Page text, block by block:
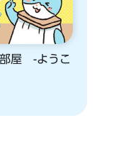
屋 -ようこ